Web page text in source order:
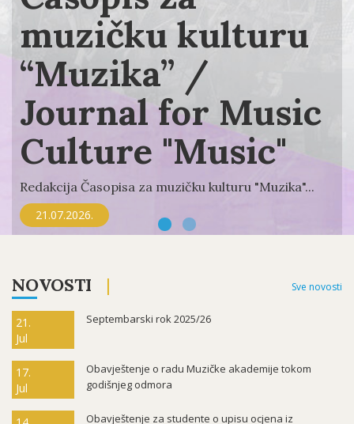
muzičku kulturu
“Muzika” /
Journal for Music
Culture "Music"
Redakcija Časopisa za muzičku kulturu "Muzika"...
21.07.2026.
Sve novosti
NOVOSTI
21.
Jul
Septembarski rok 2025/26
17.
Jul
Obavještenje o radu Muzičke akademije tokom
godišnjeg odmora
Obavještenje za studente o upisu ocjena iz